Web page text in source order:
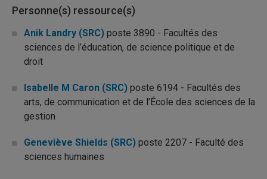
Personne(s) ressource(s)
Anik Landry (SRC) poste 3890 - Facultés des
sciences de l’éducation, de science politique et de
droit
Isabelle M Caron (SRC) poste 6194 - Facultés des
arts, de communication et de l’École des sciences de la
gestion
Geneviève Shields (SRC) poste 2207 - Faculté des
sciences humaines